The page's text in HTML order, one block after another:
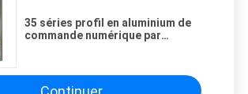
35 séries profil en aluminium de
commande numérique par
aluminium structurels d'extrusion